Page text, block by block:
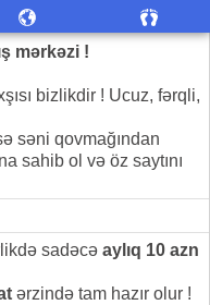
mərkəzi !
bizlikdir ! Ucuz, fərqli,
səni qovmağından
sahib ol və öz saytını
sadəcə aylıq 10 azn
ərzində tam hazır olur !